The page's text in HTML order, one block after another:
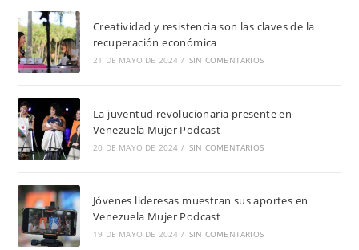
Creatividad y resistencia son las claves de la
recuperación económica
21 DE MAYO DE 2024 / SIN COMENTARIOS
La juventud revolucionaria presente en
Venezuela Mujer Podcast
20 DE MAYO DE 2024 / SIN COMENTARIOS
Jóvenes lideresas muestran sus aportes en
Venezuela Mujer Podcast
19 DE MAYO DE 2024 / SIN COMENTARIOS